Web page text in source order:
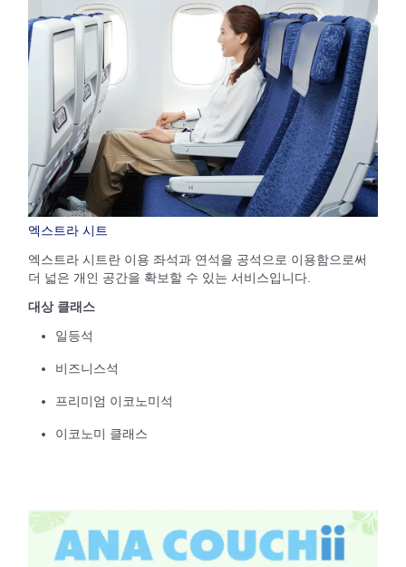
엑스트라 시트
엑스트라 시트란 이용 좌석과 연석을 공석으로 이용함으로써
더 넓은 개인 공간을 확보할 수 있는 서비스입니다.
대상 클래스
일등석
비즈니스석
프리미엄 이코노미석
이코노미 클래스